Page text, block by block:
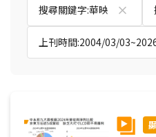
搜尋關鍵字:華映
上刊時間:2004/03/